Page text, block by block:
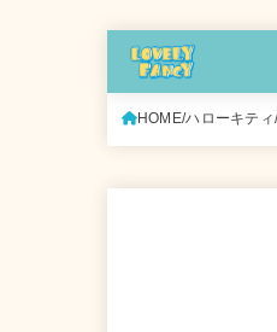
HOME ハローキティ